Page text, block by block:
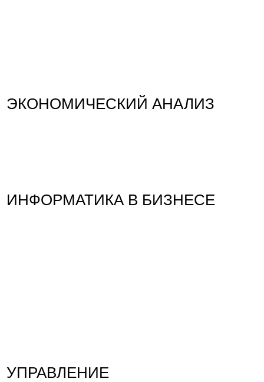
ЭКОНОМИЧЕСКИЙ АНАЛИЗ
ИНФОРМАТИКА В БИЗНЕСЕ
УПРАВЛЕНИЕ